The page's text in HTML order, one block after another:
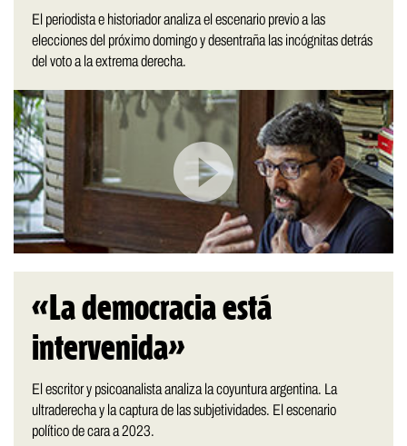
El periodista e historiador analiza el escenario previo a las
elecciones del próximo domingo y desentraña las incógnitas detrás
del voto a la extrema derecha.
«La democracia está
intervenida»
El escritor y psicoanalista analiza la coyuntura argentina. La
ultraderecha y la captura de las subjetividades. El escenario
político de cara a 2023.